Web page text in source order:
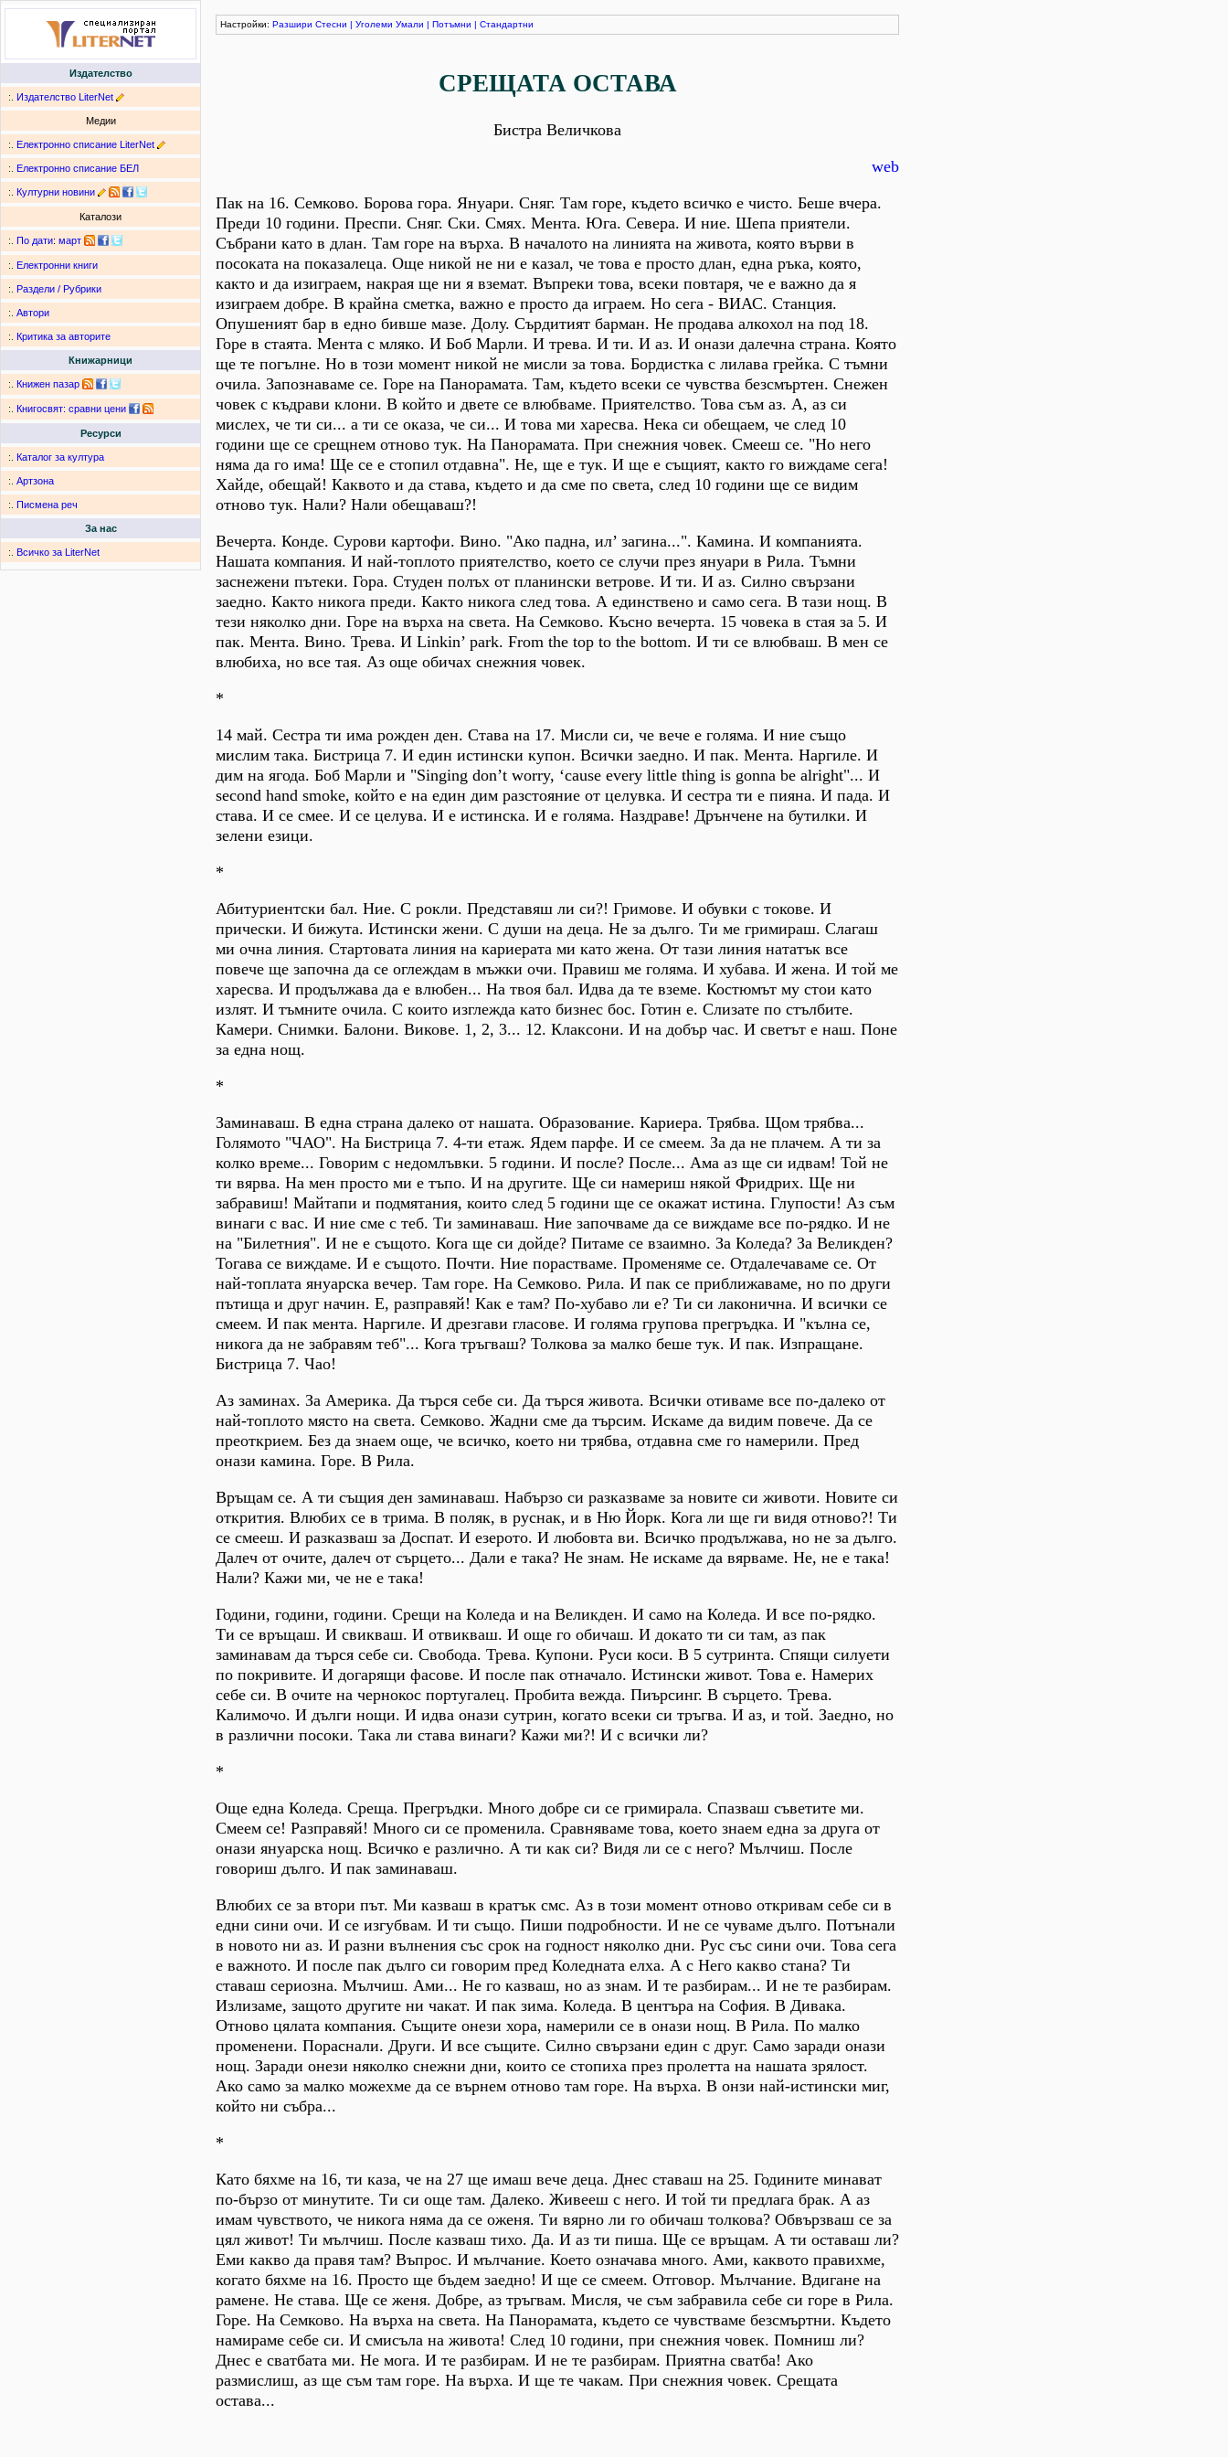
Издателство
:. Издателство LiterNet
Медии
:. Електронно списание LiterNet
:. Електронно списание БЕЛ
:. Културни новини
Каталози
:. По дати: март
:. Електронни книги
:. Раздели / Рубрики
:. Автори
:. Критика за авторите
Книжарници
:. Книжен пазар
:. Книгосвят: сравни цени
Ресурси
:. Каталог за култура
:. Артзона
:. Писмена реч
За нас
:. Всичко за LiterNet
Настройки: Разшири Стесни | Уголеми Умали | Потъмни | Стандартни
СРЕЩАТА ОСТАВА
Бистра Величкова
web
Пак на 16. Семково. Борова гора. Януари. Сняг. Там горе, където всичко е чисто. Беше вчера.
Преди 10 години. Преспи. Сняг. Ски. Смях. Мента. Юга. Севера. И ние. Шепа приятели.
Събрани като в длан. Там горе на върха. В началото на линията на живота, която върви в
посоката на показалеца. Още никой не ни е казал, че това е просто длан, една ръка, която,
както и да изиграем, накрая ще ни я вземат. Въпреки това, всеки повтаря, че е важно да я
изиграем добре. В крайна сметка, важно е просто да играем. Но сега - ВИАС. Станция.
Опушеният бар в едно бивше мазе. Долу. Сърдитият барман. Не продава алкохол на под 18.
Горе в стаята. Мента с мляко. И Боб Марли. И трева. И ти. И аз. И онази далечна страна. Която
ще те погълне. Но в този момент никой не мисли за това. Бордистка с лилава грейка. С тъмни
очила. Запознаваме се. Горе на Панорамата. Там, където всеки се чувства безсмъртен. Снежен
човек с къдрави клони. В който и двете се влюбваме. Приятелство. Това съм аз. А, аз си
мислех, че ти си... а ти се оказа, че си... И това ми харесва. Нека си обещаем, че след 10
години ще се срещнем отново тук. На Панорамата. При снежния човек. Смееш се. "Но него
няма да го има! Ще се е стопил отдавна". Не, ще е тук. И ще е същият, както го виждаме сега!
Хайде, обещай! Каквото и да става, където и да сме по света, след 10 години ще се видим
отново тук. Нали? Нали обещаваш?!
Вечерта. Конде. Сурови картофи. Вино. "Ако падна, ил’ загина...". Камина. И компанията.
Нашата компания. И най-топлото приятелство, което се случи през януари в Рила. Тъмни
заснежени пътеки. Гора. Студен полъх от планински ветрове. И ти. И аз. Силно свързани
заедно. Както никога преди. Както никога след това. А единствено и само сега. В тази нощ. В
тези няколко дни. Горе на върха на света. На Семково. Късно вечерта. 15 човека в стая за 5. И
пак. Мента. Вино. Трева. И Linkin’ park. From the top to the bottom. И ти се влюбваш. В мен се
влюбиха, но все тая. Аз още обичах снежния човек.
*
14 май. Сестра ти има рожден ден. Става на 17. Мисли си, че вече е голяма. И ние също
мислим така. Бистрица 7. И един истински купон. Всички заедно. И пак. Мента. Наргиле. И
дим на ягода. Боб Марли и "Singing don’t worry, ‘cause every little thing is gonna be alright"... И
second hand smoke, който е на един дим разстояние от целувка. И сестра ти е пияна. И пада. И
става. И се смее. И се целува. И е истинска. И е голяма. Наздраве! Дрънчене на бутилки. И
зелени езици.
*
Абитуриентски бал. Ние. С рокли. Представяш ли си?! Гримове. И обувки с токове. И
прически. И бижута. Истински жени. С души на деца. Не за дълго. Ти ме гримираш. Слагаш
ми очна линия. Стартовата линия на кариерата ми като жена. От тази линия нататък все
повече ще започна да се оглеждам в мъжки очи. Правиш ме голяма. И хубава. И жена. И той ме
харесва. И продължава да е влюбен... На твоя бал. Идва да те вземе. Костюмът му стои като
излят. И тъмните очила. С които изглежда като бизнес бос. Готин е. Слизате по стълбите.
Камери. Снимки. Балони. Викове. 1, 2, 3... 12. Клаксони. И на добър час. И светът е наш. Поне
за една нощ.
*
Заминаваш. В една страна далеко от нашата. Образование. Кариера. Трябва. Щом трябва...
Голямото "ЧАО". На Бистрица 7. 4-ти етаж. Ядем парфе. И се смеем. За да не плачем. А ти за
колко време... Говорим с недомлъвки. 5 години. И после? После... Ама аз ще си идвам! Той не
ти вярва. На мен просто ми е тъпо. И на другите. Ще си намериш някой Фридрих. Ще ни
забравиш! Майтапи и подмятания, които след 5 години ще се окажат истина. Глупости! Аз съм
винаги с вас. И ние сме с теб. Ти заминаваш. Ние започваме да се виждаме все по-рядко. И не
на "Билетния". И не е същото. Кога ще си дойде? Питаме се взаимно. За Коледа? За Великден?
Тогава се виждаме. И е същото. Почти. Ние порастваме. Променяме се. Отдалечаваме се. От
най-топлата януарска вечер. Там горе. На Семково. Рила. И пак се приближаваме, но по други
пътища и друг начин. Е, разправяй! Как е там? По-хубаво ли е? Ти си лаконична. И всички се
смеем. И пак мента. Наргиле. И дрезгави гласове. И голяма групова прегръдка. И "кълна се,
никога да не забравям теб"... Кога тръгваш? Толкова за малко беше тук. И пак. Изпращане.
Бистрица 7. Чао!
Аз заминах. За Америка. Да търся себе си. Да търся живота. Всички отиваме все по-далеко от
най-топлото място на света. Семково. Жадни сме да търсим. Искаме да видим повече. Да се
преоткрием. Без да знаем още, че всичко, което ни трябва, отдавна сме го намерили. Пред
онази камина. Горе. В Рила.
Връщам се. А ти същия ден заминаваш. Набързо си разказваме за новите си животи. Новите си
открития. Влюбих се в трима. В поляк, в руснак, и в Ню Йорк. Кога ли ще ги видя отново?! Ти
се смееш. И разказваш за Доспат. И езерото. И любовта ви. Всичко продължава, но не за дълго.
Далеч от очите, далеч от сърцето... Дали е така? Не знам. Не искаме да вярваме. Не, не е така!
Нали? Кажи ми, че не е така!
Години, години, години. Срещи на Коледа и на Великден. И само на Коледа. И все по-рядко.
Ти се връщаш. И свикваш. И отвикваш. И още го обичаш. И докато ти си там, аз пак
заминавам да търся себе си. Свобода. Трева. Купони. Руси коси. В 5 сутринта. Спящи силуети
по покривите. И догарящи фасове. И после пак отначало. Истински живот. Това е. Намерих
себе си. В очите на чернокос португалец. Пробита вежда. Пиърсинг. В сърцето. Трева.
Калимочо. И дълги нощи. И идва онази сутрин, когато всеки си тръгва. И аз, и той. Заедно, но
в различни посоки. Така ли става винаги? Кажи ми?! И с всички ли?
*
Още една Коледа. Среща. Прегръдки. Много добре си се гримирала. Спазваш съветите ми.
Смеем се! Разправяй! Много си се променила. Сравняваме това, което знаем една за друга от
онази януарска нощ. Всичко е различно. А ти как си? Видя ли се с него? Мълчиш. После
говориш дълго. И пак заминаваш.
Влюбих се за втори път. Ми казваш в кратък смс. Аз в този момент отново откривам себе си в
едни сини очи. И се изгубвам. И ти също. Пиши подробности. И не се чуваме дълго. Потънали
в новото ни аз. И разни вълнения със срок на годност няколко дни. Рус със сини очи. Това сега
е важното. И после пак дълго си говорим пред Коледната елха. А с Него какво стана? Ти
ставаш сериозна. Мълчиш. Ами... Не го казваш, но аз знам. И те разбирам... И не те разбирам.
Излизаме, защото другите ни чакат. И пак зима. Коледа. В центъра на София. В Дивака.
Отново цялата компания. Същите онези хора, намерили се в онази нощ. В Рила. По малко
променени. Пораснали. Други. И все същите. Силно свързани един с друг. Само заради онази
нощ. Заради онези няколко снежни дни, които се стопиха през пролетта на нашата зрялост.
Ако само за малко можехме да се върнем отново там горе. На върха. В онзи най-истински миг,
който ни събра...
*
Като бяхме на 16, ти каза, че на 27 ще имаш вече деца. Днес ставаш на 25. Годините минават
по-бързо от минутите. Ти си още там. Далеко. Живееш с него. И той ти предлага брак. А аз
имам чувството, че никога няма да се оженя. Ти вярно ли го обичаш толкова? Обвързваш се за
цял живот! Ти мълчиш. После казваш тихо. Да. И аз ти пиша. Ще се връщам. А ти оставаш ли?
Еми какво да правя там? Въпрос. И мълчание. Което означава много. Ами, каквото правихме,
когато бяхме на 16. Просто ще бъдем заедно! И ще се смеем. Отговор. Мълчание. Вдигане на
рамене. Не става. Ще се женя. Добре, аз тръгвам. Мисля, че съм забравила себе си горе в Рила.
Горе. На Семково. На върха на света. На Панорамата, където се чувстваме безсмъртни. Където
намираме себе си. И смисъла на живота! След 10 години, при снежния човек. Помниш ли?
Днес е сватбата ми. Не мога. И те разбирам. И не те разбирам. Приятна сватба! Ако
размислиш, аз ще съм там горе. На върха. И ще те чакам. При снежния човек. Срещата
остава...